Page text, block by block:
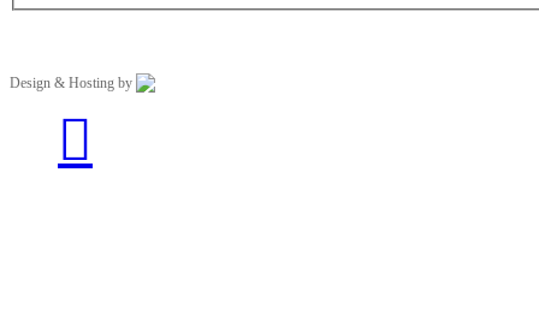
Design & Hosting by
